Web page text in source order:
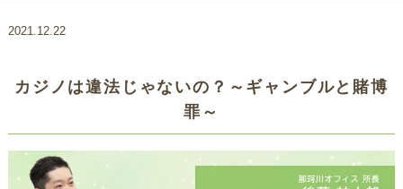
2021.12.22
カジノは違法じゃないの？～ギャンブルと賭博
罪～